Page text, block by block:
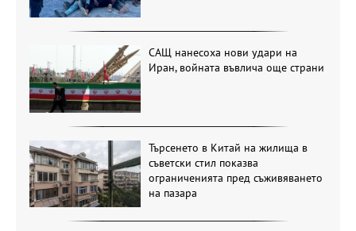
САЩ нанесоха нови удари на
Иран, войната въвлича още страни
Търсенето в Китай на жилища в
съветски стил показва
ограниченията пред съживяването
на пазара